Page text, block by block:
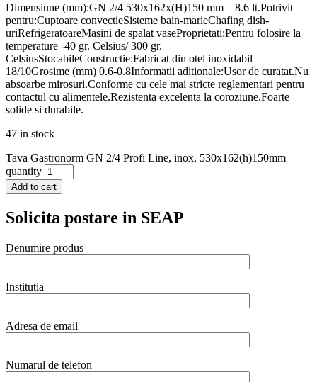
Dimensiune (mm):GN 2/4 530x162x(H)150 mm – 8.6 lt.Potrivit
pentru:Cuptoare convectieSisteme bain-marieChafing dish-
uriRefrigeratoareMasini de spalat vaseProprietati:Pentru folosire la
temperature -40 gr. Celsius/ 300 gr.
CelsiusStocabileConstructie:Fabricat din otel inoxidabil
18/10Grosime (mm) 0.6-0.8Informatii aditionale:Usor de curatat.Nu
absoarbe mirosuri.Conforme cu cele mai stricte reglementari pentru
contactul cu alimentele.Rezistenta excelenta la coroziune.Foarte
solide si durabile.
47 in stock
Tava Gastronorm GN 2/4 Profi Line, inox, 530x162(h)150mm
quantity
Add to cart
Solicita postare in SEAP
Denumire produs
Institutia
Adresa de email
Numarul de telefon